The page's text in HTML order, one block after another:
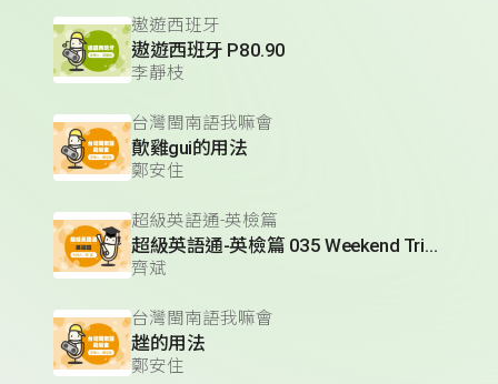
遨遊西班牙
遨遊西班牙 P80.90
李靜枝
台灣閩南語我嘛會
歕雞gui的用法
鄭安住
超級英語通-英檢篇
超級英語通-英檢篇 035 Weekend Trip- 週末旅遊
齊斌
台灣閩南語我嘛會
趖的用法
鄭安住